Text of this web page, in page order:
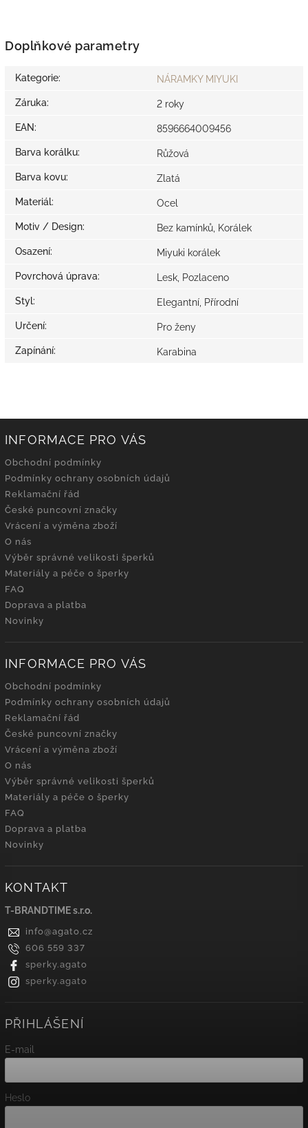
Doplňkové parametry
Kategorie: NÁRAMKY MIYUKI
Záruka: 2 roky
EAN: 8596664009456
Barva korálku: Růžová
Barva kovu: Zlatá
Materiál: Ocel
Motiv / Design: Bez kamínků, Korálek
Osazení: Miyuki korálek
Povrchová úprava: Lesk, Pozlaceno
Styl: Elegantní, Přírodní
Určení: Pro ženy
Zapínání: Karabina
INFORMACE PRO VÁS
Obchodní podmínky
Podmínky ochrany osobních údajů
Reklamační řád
České puncovní značky
Vrácení a výměna zboží
O nás
Výběr správné velikosti šperků
Materiály a péče o šperky
FAQ
Doprava a platba
Novinky
INFORMACE PRO VÁS
Obchodní podmínky
Podmínky ochrany osobních údajů
Reklamační řád
České puncovní značky
Vrácení a výměna zboží
O nás
Výběr správné velikosti šperků
Materiály a péče o šperky
FAQ
Doprava a platba
Novinky
KONTAKT
T-BRANDTIME s.r.o.
info@agato.cz
606 559 337
sperky.agato
sperky.agato
PŘIHLÁŠENÍ
E-mail
Heslo